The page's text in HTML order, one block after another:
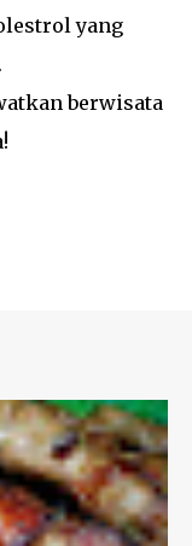
yang
berwisata